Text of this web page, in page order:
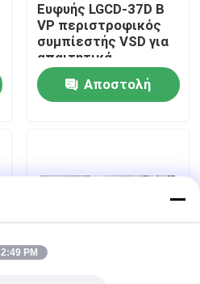
Ευφυής LGCD-37D B
VP περιστροφικός
συμπίεστής VSD για
απαιτητικά
βιομηχανικά
περιβάλλοντα
Αποστολή
2:49 PM